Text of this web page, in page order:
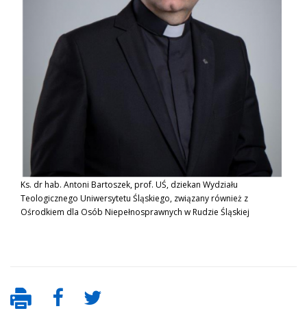
Ks. dr hab. Antoni Bartoszek, prof. UŚ, dziekan Wydziału
Teologicznego Uniwersytetu Śląskiego, związany również z
Ośrodkiem dla Osób Niepełnosprawnych w Rudzie Śląskiej